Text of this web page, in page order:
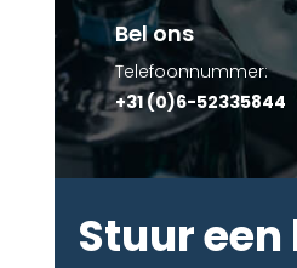
Bel ons
Telefoonnummer:
+31 (0)6-52335844
Stuur